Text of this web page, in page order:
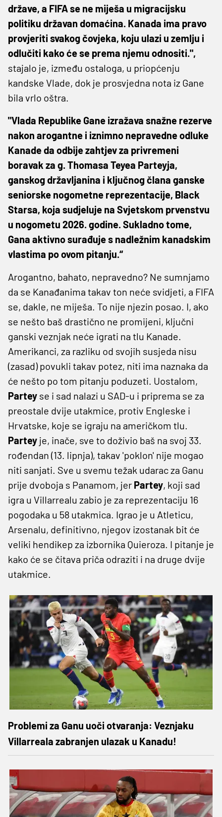
države, a FIFA se ne miješa u migracijsku
politiku državan domaćina. Kanada ima pravo
provjeriti svakog čovjeka, koju ulazi u zemlju i
odlučiti kako će se prema njemu odnositi.",
stajalo je, između ostaloga, u priopćenju
kandske Vlade, dok je prosvjedna nota iz Gane
bila vrlo oštra.
"Vlada Republike Gane izražava snažne rezerve
nakon arogantne i iznimno nepravedne odluke
Kanade da odbije zahtjev za privremeni
boravak za g. Thomasa Teyea Parteyja,
ganskog državljanina i ključnog člana ganske
seniorske nogometne reprezentacije, Black
Starsa, koja sudjeluje na Svjetskom prvenstvu
u nogometu 2026. godine. Sukladno tome,
Gana aktivno surađuje s nadležnim kanadskim
vlastima po ovom pitanju.“
Arogantno, bahato, nepravedno? Ne sumnjamo
da se Kanađanima takav ton neće svidjeti, a FIFA
se, dakle, ne miješa. To nije njezin posao. I, ako
se nešto baš drastično ne promijeni, ključni
ganski veznjak neće igrati na tlu Kanade.
Amerikanci, za razliku od svojih susjeda nisu
(zasad) povukli takav potez, niti ima naznaka da
će nešto po tom pitanju poduzeti. Uostalom,
Partey se i sad nalazi u SAD-u i priprema se za
preostale dvije utakmice, protiv Engleske i
Hrvatske, koje se igraju na američkom tlu.
Partey je, inače, sve to doživio baš na svoj 33.
rođendan (13. lipnja), takav 'poklon' nije mogao
niti sanjati. Sve u svemu težak udarac za Ganu
prije dvoboja s Panamom, jer Partey, koji sad
igra u Villarrealu zabio je za reprezentaciju 16
pogodaka u 58 utakmica. Igrao je u Atleticu,
Arsenalu, definitivno, njegov izostanak bit će
veliki hendikep za izbornika Quieroza. I pitanje je
kako će se čitava priča odraziti i na druge dvije
utakmice.
Problemi za Ganu uoči otvaranja: Veznjaku
Villarreala zabranjen ulazak u Kanadu!